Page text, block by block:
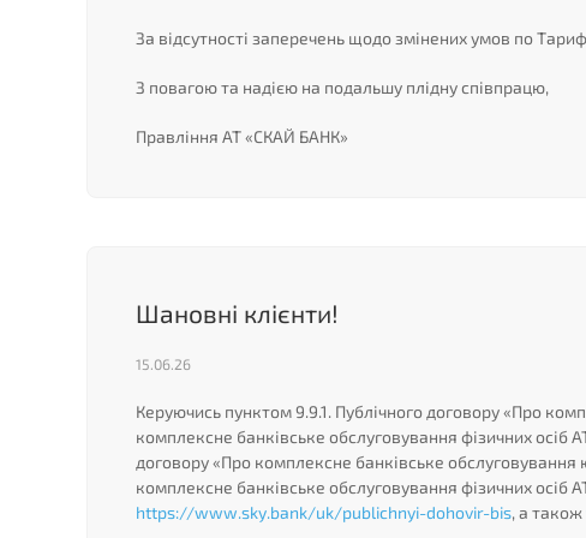
За відсутності заперечень щодо змінених умов по
З повагою та надією на подальшу плідну співпрацю,
Правління АТ «СКАЙ БАНК»
Шановні клієнти!
15.06.26
Керуючись пунктом 9.9.1. Публічного договору «Про
комплексне банківське обслуговування фізичних
договору «Про комплексне банківське
комплексне банківське обслуговування фізичних
https://www.sky.bank/uk/publichnyi-dohovir-bis, а також